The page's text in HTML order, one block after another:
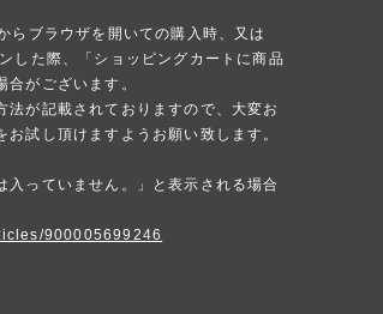
ブラウザを開いての購入時、又は
した際、「ショッピングカートに商品
がございます。
法が記載されておりますので、大変お
試し頂けますようお願い致します。
っていません。」と表示される場合
900005699246